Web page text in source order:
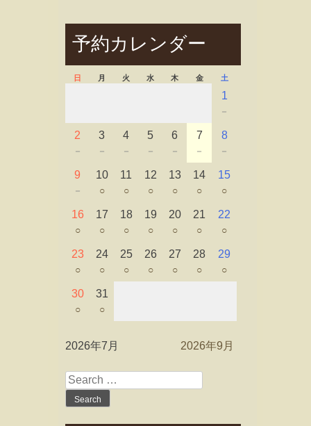
予約カレンダー
日 月 火 水 木 金 土
1
－
2
－
3
－
4
－
5
－
6
－
7
－
8
－
9
－
10
○
11
○
12
○
13
○
14
○
15
○
16
○
17
○
18
○
19
○
20
○
21
○
22
○
23
○
24
○
25
○
26
○
27
○
28
○
29
○
30
○
31
○
2026年7月 2026年9月
Search
for: